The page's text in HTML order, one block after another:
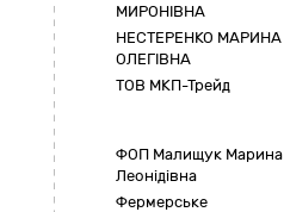
МИРОНІВНА
НЕСТЕРЕНКО МАРИНА
ОЛЕГІВНА
ТОВ МКП-Трейд
ФОП Малищук Марина
Леонідівна
Фермерське